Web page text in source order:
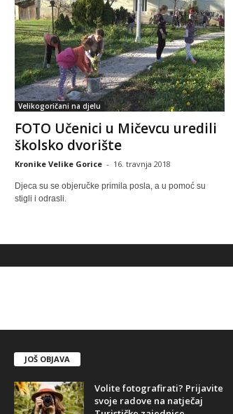
Velikogoričani na djelu
FOTO Učenici u Mičevcu uredili
školsko dvorište
Kronike Velike Gorice - 16. travnja 2018
Djeca su se objeručke primila posla, a u pomoć su
stigli i odrasli.
JOŠ OBJAVA
Volite fotografirati? Prijavite
svoje radove na natječaj